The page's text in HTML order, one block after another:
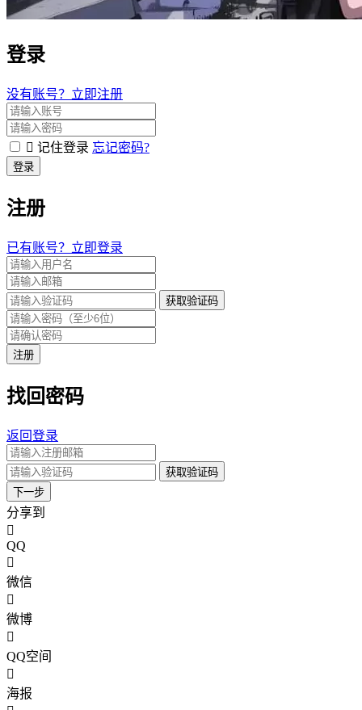
登录
没有账号？立即注册
记住登录 忘记密码?
登录
注册
已有账号？立即登录
获取验证码
注册
找回密码
返回登录
获取验证码
下一步
分享到
QQ
微信
微博
QQ空间
海报